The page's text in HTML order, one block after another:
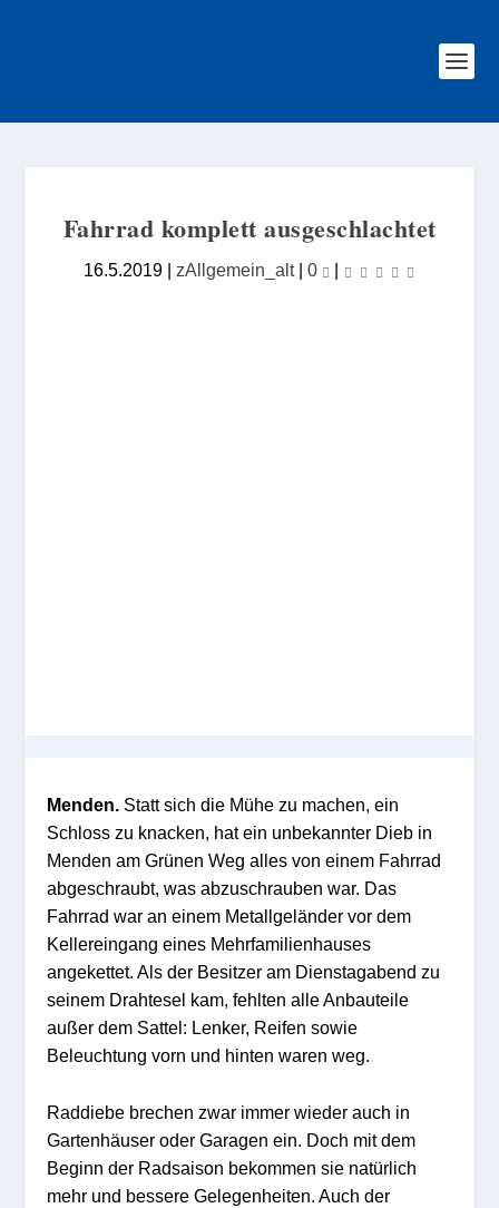
Fahrrad komplett ausgeschlachtet
16.5.2019| zAllgemein_alt| 0 |
Menden. Statt sich die Mühe zu machen, ein
Schloss zu knacken, hat ein unbekannter Dieb in
Menden am Grünen Weg alles von einem Fahrrad
abgeschraubt, was abzuschrauben war. Das
Fahrrad war an einem Metallgeländer vor dem
Kellereingang eines Mehrfamilienhauses
angekettet. Als der Besitzer am Dienstagabend zu
seinem Drahtesel kam, fehlten alle Anbauteile
außer dem Sattel: Lenker, Reifen sowie
Beleuchtung vorn und hinten waren weg.
Raddiebe brechen zwar immer wieder auch in
Gartenhäuser oder Garagen ein. Doch mit dem
Beginn der Radsaison bekommen sie natürlich
mehr und bessere Gelegenheiten. Auch der